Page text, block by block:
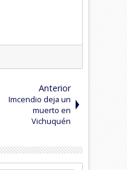
Anterior
Imcendio deja un
muerto en
Vichuquén